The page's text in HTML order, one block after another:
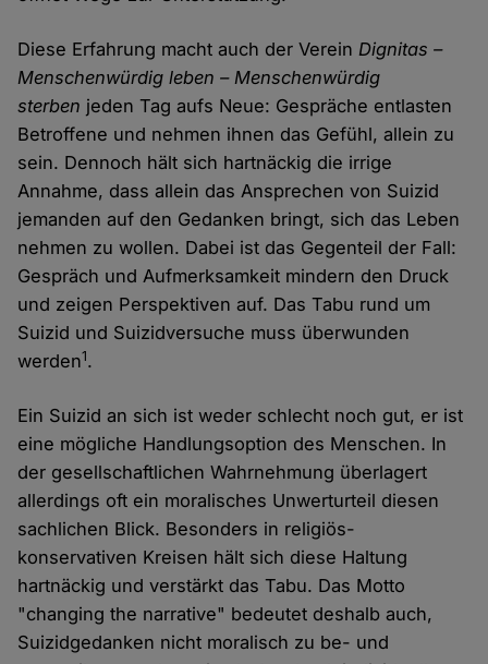
Diese Erfahrung macht auch der VereinDignitas –
Menschenwürdig leben – Menschenwürdig
sterben jeden Tag aufs Neue: Gespräche entlasten
Betroffene und nehmen ihnen das Gefühl, allein zu
sein. Dennoch hält sich hartnäckig die irrige
Annahme, dass allein das Ansprechen von Suizid
jemanden auf den Gedanken bringt, sich das Leben
nehmen zu wollen. Dabei ist das Gegenteil der Fall:
Gespräch und Aufmerksamkeit mindern den Druck
und zeigen Perspektiven auf. Das Tabu rund um
Suizid und Suizidversuche muss überwunden
werden1.
Ein Suizid an sich ist weder schlecht noch gut, er ist
eine mögliche Handlungsoption des Menschen. In
der gesellschaftlichen Wahrnehmung überlagert
allerdings oft ein moralisches Unwerturteil diesen
sachlichen Blick. Besonders in religiös-
konservativen Kreisen hält sich diese Haltung
hartnäckig und verstärkt das Tabu. Das Motto
"changing the narrative" bedeutet deshalb auch,
Suizidgedanken nicht moralisch zu be- und